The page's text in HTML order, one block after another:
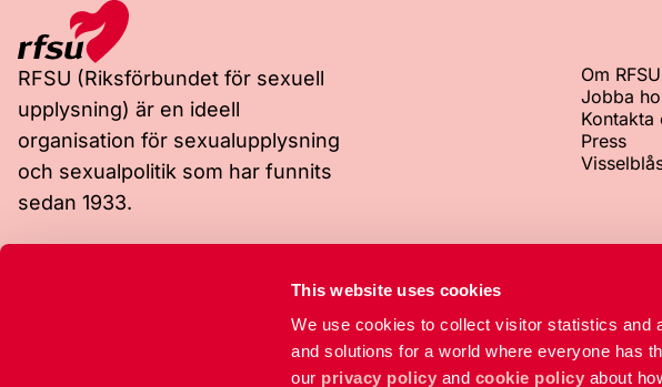
This website uses cookies
We use cookies to collect visitor statistics and
and solutions for a world where everyone has
our privacy policy and cookie policy about
RFSU (Riksförbundet för sexuell
upplysning) är en ideell
organisation för sexualupplysning
och sexualpolitik som har funnits
sedan 1933.
Om RFSU
Jobba
Kontakta
Press
Box 4331
102 67 Stockholm
+46